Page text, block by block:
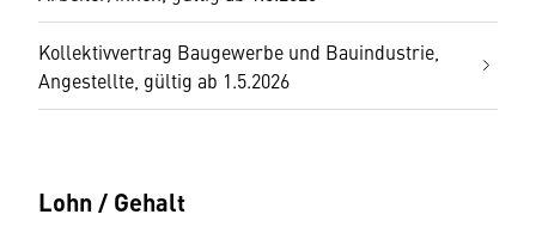
Kollektivvertrag Baugewerbe und Bauindustrie,
Angestellte, gültig ab 1.5.2026
Lohn / Gehalt